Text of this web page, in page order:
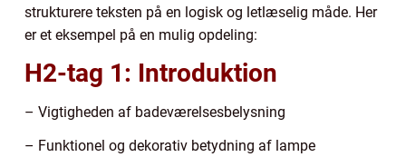
strukturere teksten på en logisk og letlæselig måde. Her
er et eksempel på en mulig opdeling:
H2-tag 1: Introduktion
– Vigtigheden af badeværelsesbelysning
– Funktionel og dekorativ betydning af lampe